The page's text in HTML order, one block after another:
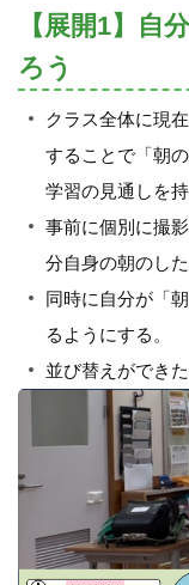
【展開1】自
ろう
クラス全体に現
することで「朝
学習の見通しを持
事前に個別に撮
分自身の朝のし
同時に自分が「
るようにする。
並び替えができ